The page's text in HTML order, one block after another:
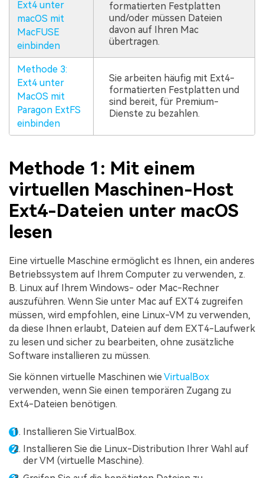
Ext4 unter
macOS mit
MacFUSE
einbinden
formatierten Festplatten
und/oder müssen Dateien
davon auf Ihren Mac
übertragen.
Methode 3:
Ext4 unter
MacOS mit
Paragon ExtFS
einbinden
Sie arbeiten häufig mit Ext4-
formatierten Festplatten und
sind bereit, für Premium-
Dienste zu bezahlen.
Methode 1: Mit einem
virtuellen Maschinen-Host
Ext4-Dateien unter macOS
lesen
Eine virtuelle Maschine ermöglicht es Ihnen, ein anderes
Betriebssystem auf Ihrem Computer zu verwenden, z.
B. Linux auf Ihrem Windows- oder Mac-Rechner
auszuführen. Wenn Sie unter Mac auf EXT4 zugreifen
müssen, wird empfohlen, eine Linux-VM zu verwenden,
da diese Ihnen erlaubt, Dateien auf dem EXT4-Laufwerk
zu lesen und sicher zu bearbeiten, ohne zusätzliche
Software installieren zu müssen.
Sie können virtuelle Maschinen wie VirtualBox
verwenden, wenn Sie einen temporären Zugang zu
Ext4-Dateien benötigen.
Installieren Sie VirtualBox.
Installieren Sie die Linux-Distribution Ihrer Wahl auf
der VM (virtuelle Maschine).